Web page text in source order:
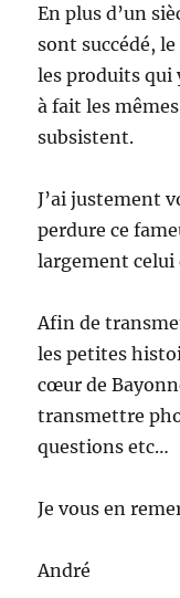
En plus d’un
sont succédé,
les produits qui
à fait les
subsistent.
J’ai justement
perdure ce
largement celui
Afin de
les petites
cœur de
transmettre
questions etc…
Je vous en
André